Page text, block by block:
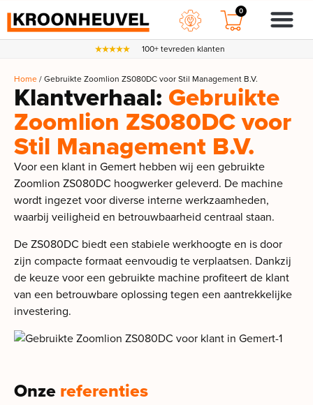
0
100+ tevreden klanten
Home/ Gebruikte Zoomlion ZS080DC voor Stil Management B.V.
Klantverhaal: Gebruikte
Zoomlion ZS080DC voor
Stil Management B.V.
Voor een klant in Gemert hebben wij een gebruikte
Zoomlion ZS080DC hoogwerker geleverd. De machine
wordt ingezet voor diverse interne werkzaamheden,
waarbij veiligheid en betrouwbaarheid centraal staan.
De ZS080DC biedt een stabiele werkhoogte en is door
zijn compacte formaat eenvoudig te verplaatsen. Dankzij
de keuze voor een gebruikte machine profiteert de klant
van een betrouwbare oplossing tegen een aantrekkelijke
investering.
Onzereferenties